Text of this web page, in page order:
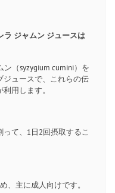
ラ ジャムン ジュースは
（syzygium cumini）を
ジュースで、これらの伝
用します。
て、1日2回摂取するこ
、主に成人向けです。